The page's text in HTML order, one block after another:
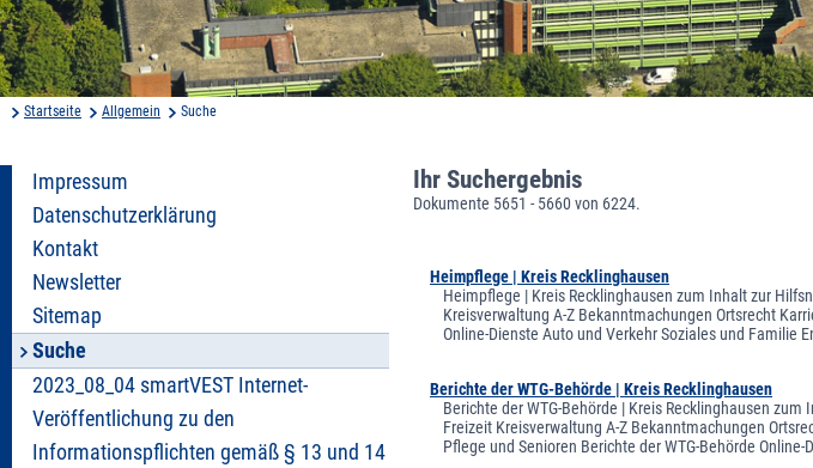
Startseite Allgemein Suche
Impressum
Datenschutzerklärung
Kontakt
Newsletter
Sitemap
Suche
2023_08_04 smartVEST Internet-
Veröffentlichung zu den
Informationspflichten gemäß § 13 und 14
Ihr Suchergebnis
Dokumente 5651 - 5660 von 6224.
Heimpflege | Kreis Recklinghausen
Heimpflege | Kreis Recklinghausen zum Inhalt zur
Kreisverwaltung A-Z Bekanntmachungen Ortsrecht
Online-Dienste Auto und Verkehr Soziales und Familie
Berichte der WTG-Behörde | Kreis Recklinghausen
Berichte der WTG-Behörde | Kreis Recklinghausen
Freizeit Kreisverwaltung A-Z Bekanntmachungen
Pflege und Senioren Berichte der WTG-Behörde